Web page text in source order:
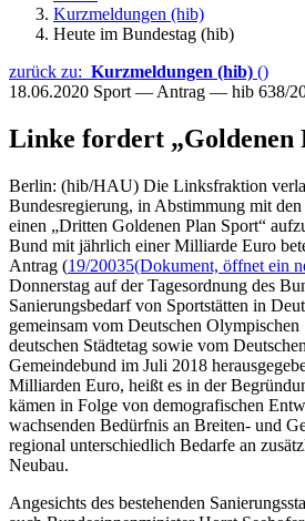
Kurzmeldungen (hib)
Heute im Bundestag (hib)
zurück zu: Kurzmeldungen (hib) ()
18.06.2020 Sport — Antrag — hib 638/
Linke fordert „Goldenen
Berlin: (hib/HAU) Die Linksfraktion
Bundesregierung, in Abstimmung mit
einen „Dritten Goldenen Plan Sport“
Bund mit jährlich einer Milliarde Euro
Antrag (19/20035(Dokument, öffnet ein
Donnerstag auf der Tagesordnung des
Sanierungsbedarf von Sportstätten in
gemeinsam vom Deutschen
deutschen Städtetag sowie vom
Gemeindebund im Juli 2018
Milliarden Euro, heißt es in der
kämen in Folge von demografischen
wachsenden Bedürfnis an Breiten- und
regional unterschiedlich Bedarfe an
Neubau.
Angesichts des bestehenden